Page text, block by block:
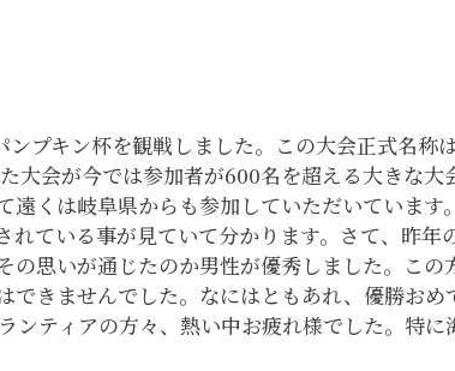
プキン杯を観戦しました。この大会正式名称
大会が今では参加者が600名を超える大きな
くは岐阜県からも参加していただいていま
ている事が見ていて分かります。さて、昨
思いが通じたのか男性が優秀しました。こ
できませんでした。なにはともあれ、優勝お
ンティアの方々、熱い中お疲れ様でした。特